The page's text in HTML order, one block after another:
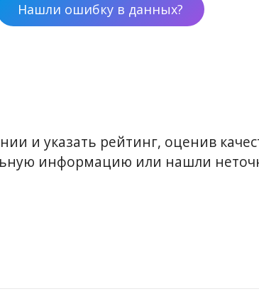
Нашли ошибку в данных?
и указать рейтинг, оценив
информацию или нашли